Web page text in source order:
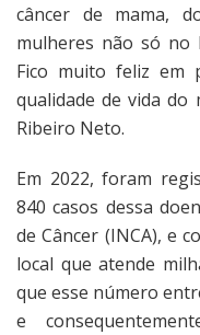
câncer de mama,
mulheres não só no
Fico muito feliz em
qualidade de vida do
Ribeiro Neto.
Em 2022, foram
840 casos dessa
de Câncer (INCA), e
local que atende
que esse número
e